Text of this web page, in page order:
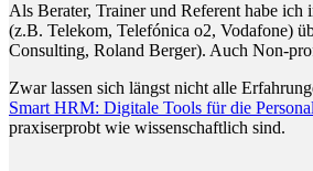
Als Berater, Trainer und Referent habe ich
(z.B. Telekom, Telefónica o2, Vodafone)
Consulting, Roland Berger). Auch Non-
Zwar lassen sich längst nicht alle
Smart HRM: Digitale Tools für die
praxiserprobt wie wissenschaftlich sind.